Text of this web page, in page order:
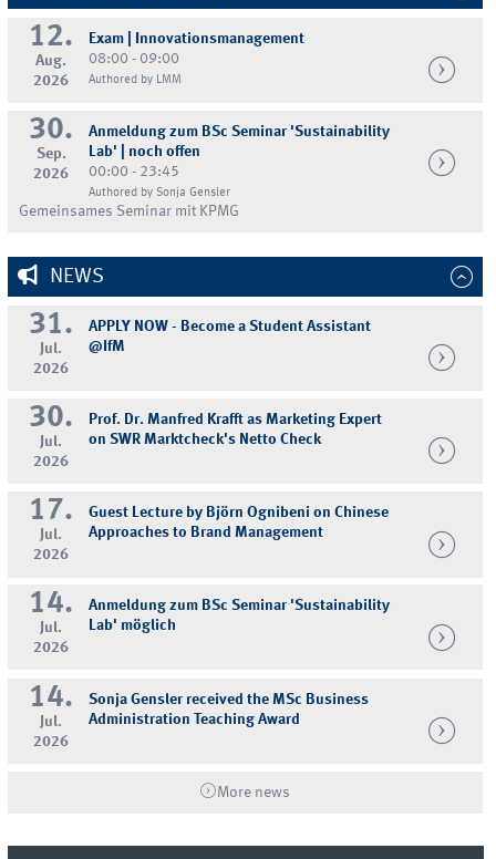
12.
Aug.
2026
Exam | Innovationsmanagement
08:00 - 09:00
Authored by LMM
30.
Sep.
2026
Anmeldung zum BSc Seminar 'Sustainability
Lab' | noch offen
00:00 - 23:45
Authored by Sonja Gensler
Gemeinsames Seminar mit KPMG
NEWS
31.
Jul.
2026
APPLY NOW - Become a Student Assistant
@IfM
30.
Jul.
2026
Prof. Dr. Manfred Krafft as Marketing Expert
on SWR Marktcheck's Netto Check
17.
Jul.
2026
Guest Lecture by Björn Ognibeni on Chinese
Approaches to Brand Management
14.
Jul.
2026
Anmeldung zum BSc Seminar 'Sustainability
Lab' möglich
14.
Jul.
2026
Sonja Gensler received the MSc Business
Administration Teaching Award
More news